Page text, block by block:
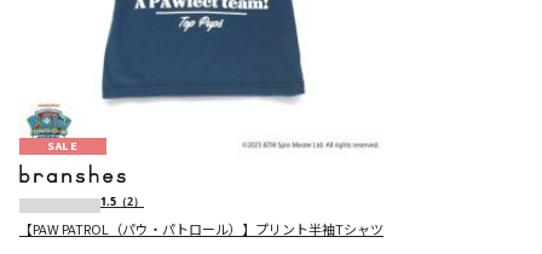
SALE
1.5 （2）
【PAW PATROL（パウ・パトロール）】プリント半袖Tシャツ